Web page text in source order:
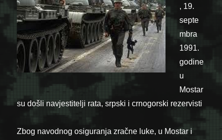
, 19.
septe
mbra
1991.
godine
u
Mostar
su došli navjestitelji rata, srpski i crnogorski rezervisti
Zbog navodnog osiguranja zračne luke, u Mostar i